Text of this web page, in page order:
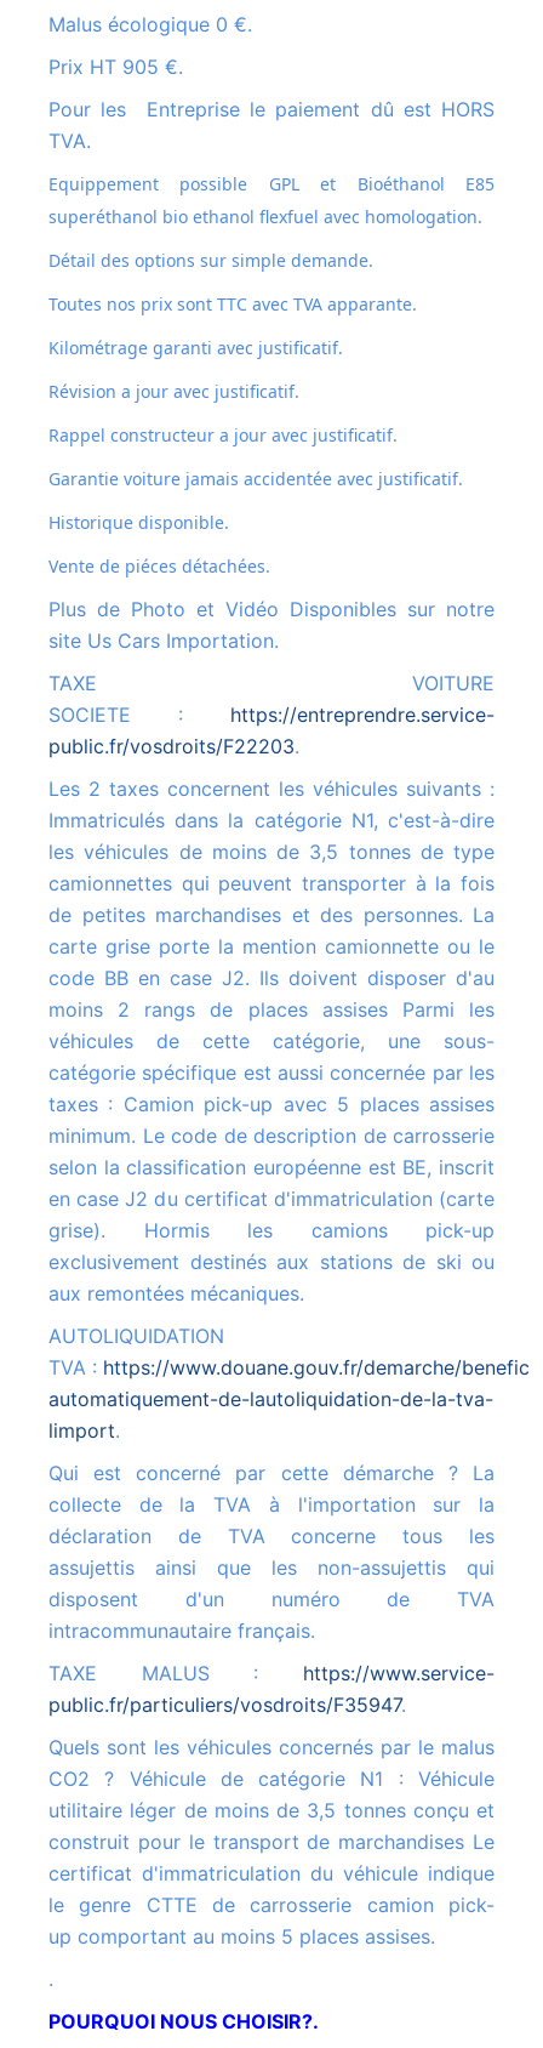
Malus écologique 0 €.
Prix HT 905 €.
Pour les Entreprise le paiement dû est HORS
TVA.
Equippement possible GPL et Bioéthanol E85
superéthanol bio ethanol flexfuel avec homologation.
Détail des options sur simple demande.
Toutes nos prix sont TTC avec TVA apparante.
Kilométrage garanti avec justificatif.
Révision a jour avec justificatif.
Rappel constructeur a jour avec justificatif.
Garantie voiture jamais accidentée avec justificatif.
Historique disponible.
Vente de piéces détachées.
Plus de Photo et Vidéo Disponibles sur notre
site Us Cars Importation.
TAXE VOITURE
SOCIETE : https://entreprendre.service-
public.fr/vosdroits/F22203.
Les 2 taxes concernent les véhicules suivants :
Immatriculés dans la catégorie N1, c'est-à-dire
les véhicules de moins de 3,5 tonnes de type
camionnettes qui peuvent transporter à la fois
de petites marchandises et des personnes. La
carte grise porte la mention camionnette ou le
code BB en case J2. Ils doivent disposer d'au
moins 2 rangs de places assises Parmi les
véhicules de cette catégorie, une sous-
catégorie spécifique est aussi concernée par les
taxes : Camion pick-up avec 5 places assises
minimum. Le code de description de carrosserie
selon la classification européenne est BE, inscrit
en case J2 du certificat d'immatriculation (carte
grise). Hormis les camions pick-up
exclusivement destinés aux stations de ski ou
aux remontées mécaniques.
AUTOLIQUIDATION
TVA : https://www.douane.gouv.fr/demarche/
automatiquement-de-lautoliquidation-de-la-tva-
limport.
Qui est concerné par cette démarche ? La
collecte de la TVA à l'importation sur la
déclaration de TVA concerne tous les
assujettis ainsi que les non-assujettis qui
disposent d'un numéro de TVA
intracommunautaire français.
TAXE MALUS : https://www.service-
public.fr/particuliers/vosdroits/F35947.
Quels sont les véhicules concernés par le malus
CO2 ? Véhicule de catégorie N1 : Véhicule
utilitaire léger de moins de 3,5 tonnes conçu et
construit pour le transport de marchandises Le
certificat d'immatriculation du véhicule indique
le genre CTTE de carrosserie camion pick-
up comportant au moins 5 places assises.
.
POURQUOI NOUS CHOISIR?.